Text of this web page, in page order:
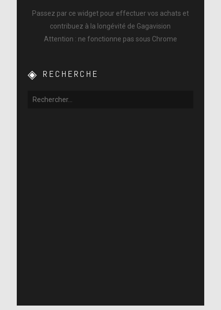
Passez par ce widget pour effectuer vos achats et
contribuez à la longévité de Gagavision
Attention : ne fonctionne pas sous Chrome
RECHERCHE